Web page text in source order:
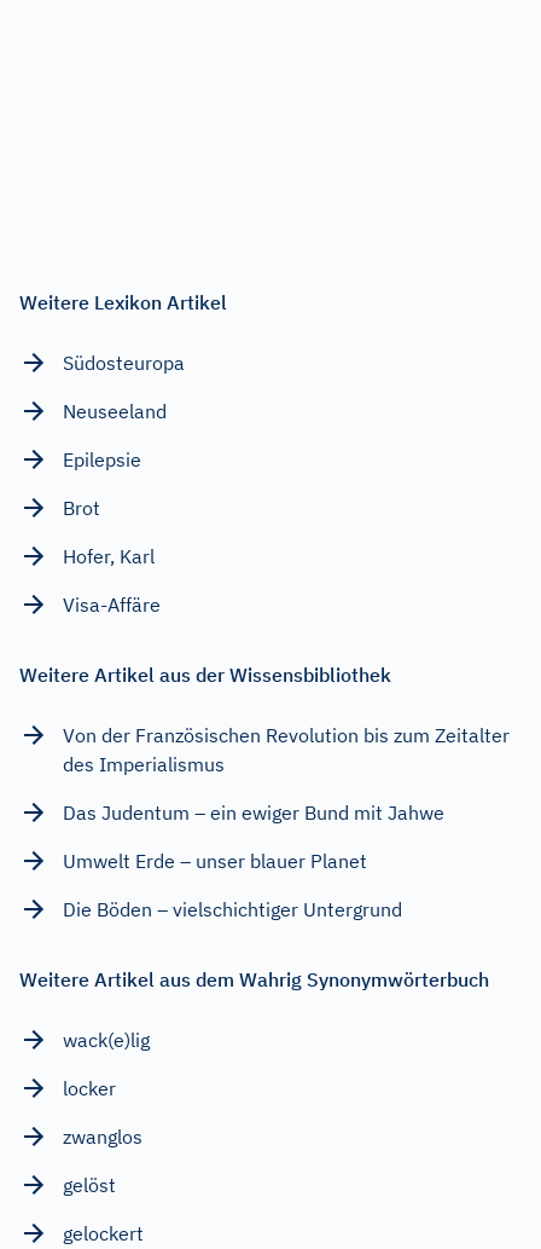
Weitere Lexikon Artikel
Südosteuropa
Neuseeland
Epilepsie
Brot
Hofer, Karl
Visa-Affäre
Weitere Artikel aus der Wissensbibliothek
Von der Französischen Revolution bis zum Zeitalter
des Imperialismus
Das Judentum – ein ewiger Bund mit Jahwe
Umwelt Erde – unser blauer Planet
Die Böden – vielschichtiger Untergrund
Weitere Artikel aus dem Wahrig Synonymwörterbuch
wack(e)lig
locker
zwanglos
gelöst
gelockert